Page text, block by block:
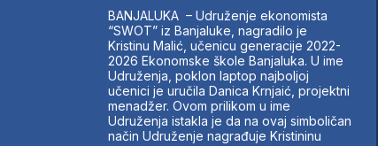
AKTIVNOSTI
SWOT INTERVJU
UČLANI SE
KONTAKT
BANJALUKA – Udruženje ekonomista
“SWOT” iz Banjaluke, nagradilo je
Kristinu Malić, učenicu generacije 2022-
2026 Ekonomske škole Banjaluka. U ime
Udruženja, poklon laptop najboljoj
učenici je uručila Danica Krnjaić, projektni
menadžer. Ovom prilikom u ime
Udruženja istakla je da na ovaj simboličan
način Udruženje nagrađuje Kristininu